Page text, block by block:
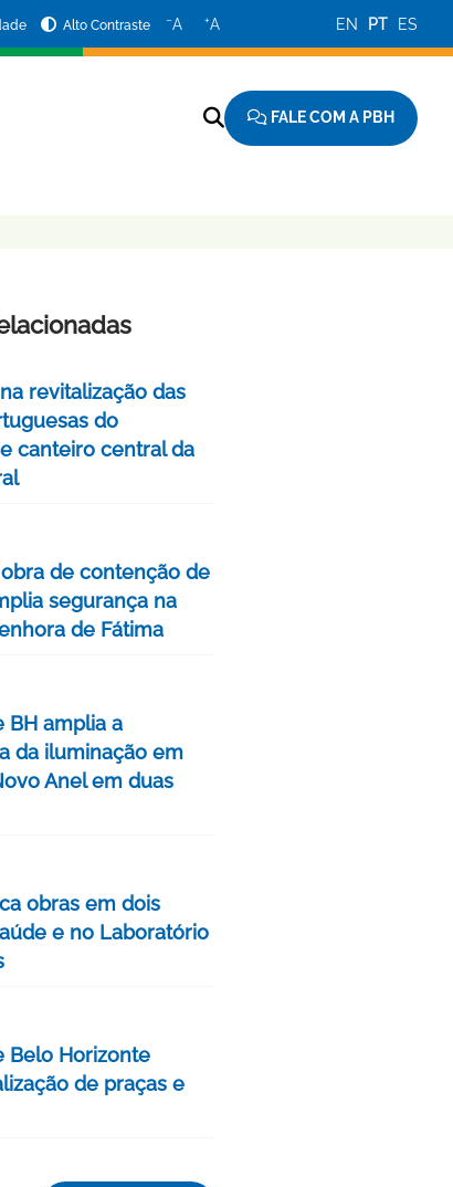
Alto Contraste −A +A EN PT ES
FALE COM A PBH
revitalização das
do
canteiro central da
de contenção de
segurança na
de Fátima
BH amplia a
da iluminação em
Anel em duas
obras em dois
e no Laboratório
Belo Horizonte
de praças e